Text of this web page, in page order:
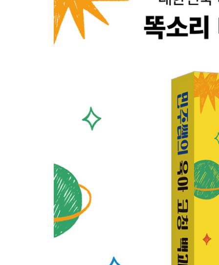
- 유아기 쓰기 활동의 핵심, 소근육 발달
[민주쌤의 현실 밀착 육아코칭]
- 경험이 최고의 선생님! - 발달을 돕는 경험치 쌓기
- 반복 지옥에 빠지는 순간을 포착하라
2. 영유아기 언어발달의 핵심은 부모의 역할
- 영유아기 언어발달은 왜 중요할까?
- 말트기보다 중요한 건 소통이다
- 언어치료보다 중요한 부모의 언어자극
- ‘말 잘하는 아이’의 부모는 이렇게 한다
- 아이의 공격성, 언어발달과 관련 있다
- 공격성을 줄이고 언어 발달을 촉진하는 3단계 상
[민주쌤의 현실 밀착 육아코칭]
3. 자존감과 독립심을 키워 주는 사회·정서 발
- 부모와 애착관계는 세상을 살아가는 힘이 된다
- 다시 엄마 껌딱지 된 아이를 위한 현명한 대처법
- 아이의 자존감을 키우는 부모의 말